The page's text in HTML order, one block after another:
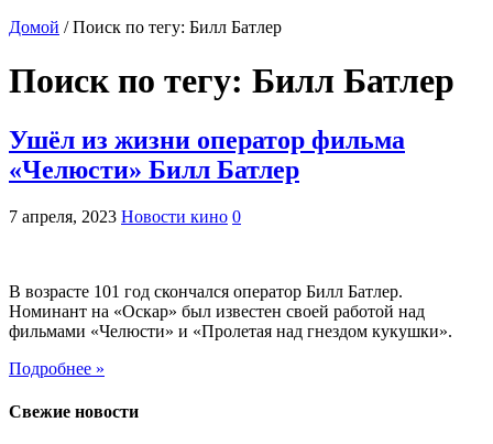
Домой / Поиск по тегу: Билл Батлер
Поиск по тегу: Билл Батлер
Ушёл из жизни оператор фильма
«Челюсти» Билл Батлер
7 апреля, 2023 Новости кино 0
В возрасте 101 год скончался оператор Билл Батлер.
Номинант на «Оскар» был известен своей работой над
фильмами «Челюсти» и «Пролетая над гнездом кукушки».
Подробнее »
Свежие новости